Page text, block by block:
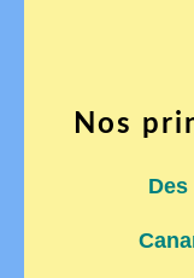
Nos